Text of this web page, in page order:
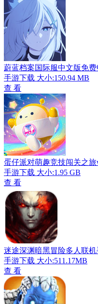
蔚蓝档案国际服中文版免费
手游下载 大小:150.94 MB
查 看
蛋仔派对萌趣竞技闯关之旅
手游下载 大小:1.95 GB
查 看
迷途深渊暗黑冒险多人联
手游下载 大小:511.17MB
查 看